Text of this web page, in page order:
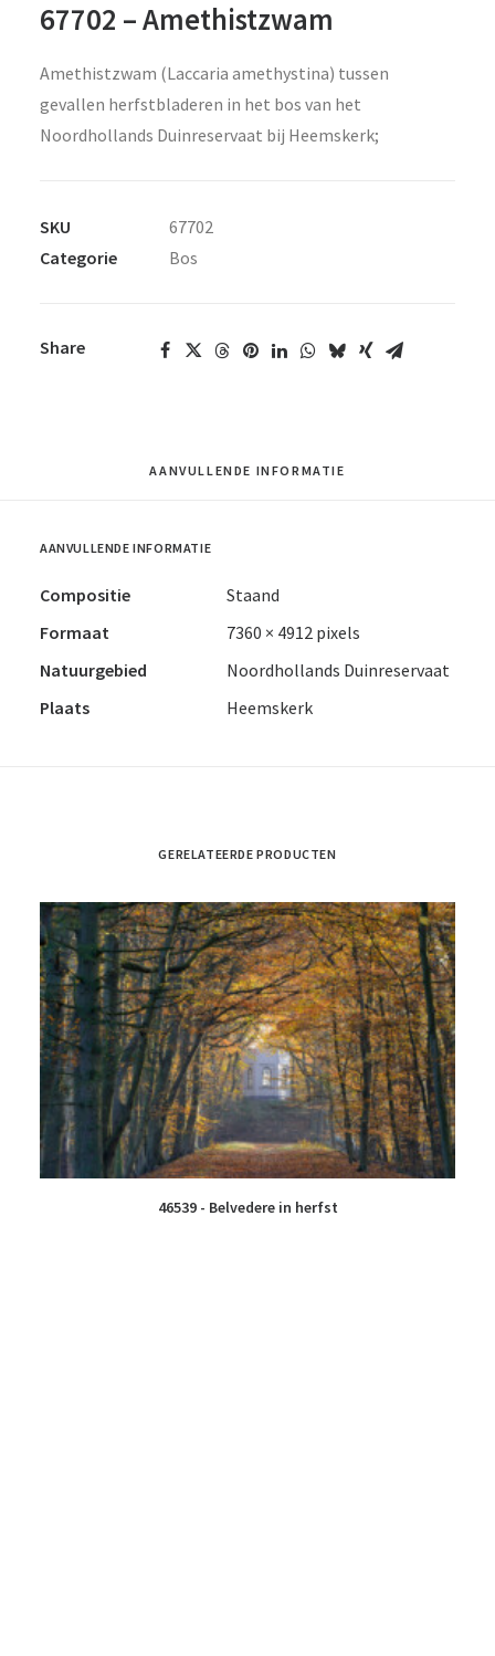
67702 – Amethistzwam
Amethistzwam (Laccaria amethystina) tussen
gevallen herfstbladeren in het bos van het
Noordhollands Duinreservaat bij Heemskerk;
SKU
67702
Categorie
Bos
Share
AANVULLENDE INFORMATIE
AANVULLENDE INFORMATIE
Compositie
Staand
Formaat
7360 × 4912 pixels
Natuurgebied
Noordhollands Duinreservaat
Plaats
Heemskerk
GERELATEERDE PRODUCTEN
46539 - Belvedere in herfst